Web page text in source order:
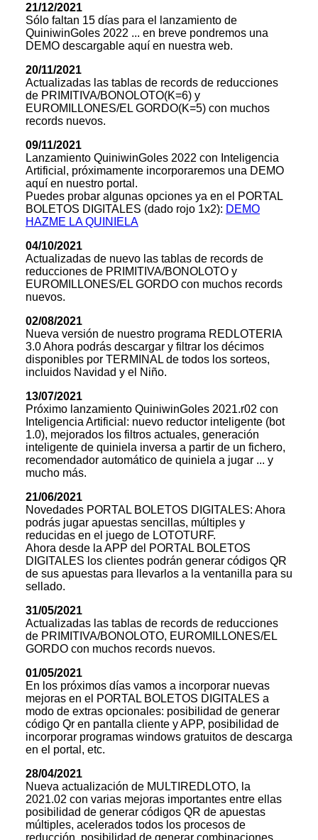
21/12/2021
Sólo faltan 15 días para el lanzamiento de
QuiniwinGoles 2022 ... en breve pondremos una
DEMO descargable aquí en nuestra web.
20/11/2021
Actualizadas las tablas de records de reducciones
de PRIMITIVA/BONOLOTO(K=6) y
EUROMILLONES/EL GORDO(K=5) con muchos
records nuevos.
09/11/2021
Lanzamiento QuiniwinGoles 2022 con Inteligencia
Artificial, próximamente incorporaremos una DEMO
aquí en nuestro portal.
Puedes probar algunas opciones ya en el PORTAL
BOLETOS DIGITALES (dado rojo 1x2): DEMO
HAZME LA QUINIELA
04/10/2021
Actualizadas de nuevo las tablas de records de
reducciones de PRIMITIVA/BONOLOTO y
EUROMILLONES/EL GORDO con muchos records
nuevos.
02/08/2021
Nueva versión de nuestro programa REDLOTERIA
3.0 Ahora podrás descargar y filtrar los décimos
disponibles por TERMINAL de todos los sorteos,
incluidos Navidad y el Niño.
13/07/2021
Próximo lanzamiento QuiniwinGoles 2021.r02 con
Inteligencia Artificial: nuevo reductor inteligente (bot
1.0), mejorados los filtros actuales, generación
inteligente de quiniela inversa a partir de un fichero,
recomendador automático de quiniela a jugar ... y
mucho más.
21/06/2021
Novedades PORTAL BOLETOS DIGITALES: Ahora
podrás jugar apuestas sencillas, múltiples y
reducidas en el juego de LOTOTURF.
Ahora desde la APP del PORTAL BOLETOS
DIGITALES los clientes podrán generar códigos QR
de sus apuestas para llevarlos a la ventanilla para su
sellado.
31/05/2021
Actualizadas las tablas de records de reducciones
de PRIMITIVA/BONOLOTO, EUROMILLONES/EL
GORDO con muchos records nuevos.
01/05/2021
En los próximos días vamos a incorporar nuevas
mejoras en el PORTAL BOLETOS DIGITALES a
modo de extras opcionales: posibilidad de generar
código Qr en pantalla cliente y APP, posibilidad de
incorporar programas windows gratuitos de descarga
en el portal, etc.
28/04/2021
Nueva actualización de MULTIREDLOTO, la
2021.02 con varias mejoras importantes entre ellas
posibilidad de generar códigos QR de apuestas
múltiples, acelerados todos los procesos de
reducción, posibilidad de generar combinaciones